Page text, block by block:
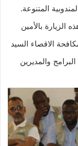
المتنوعة.
الزيارة بالأمين
الاقصاء السيد
والمديرين